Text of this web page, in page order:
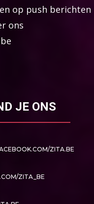
op push berichten
ons
JE ONS
ZITA.BE
ZITA_BE